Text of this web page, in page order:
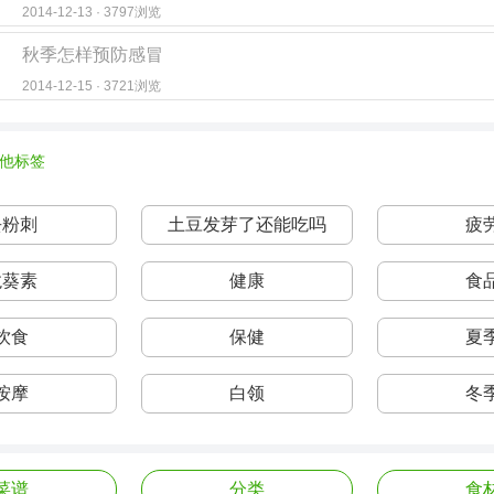
2014-12-13 · 3797浏览
秋季怎样预防感冒
2014-12-15 · 3721浏览
标签
刺 土豆发芽了还能吃吗 疲
素 健康 食
食 保健 夏
摩 白领 冬
谱 分类 食